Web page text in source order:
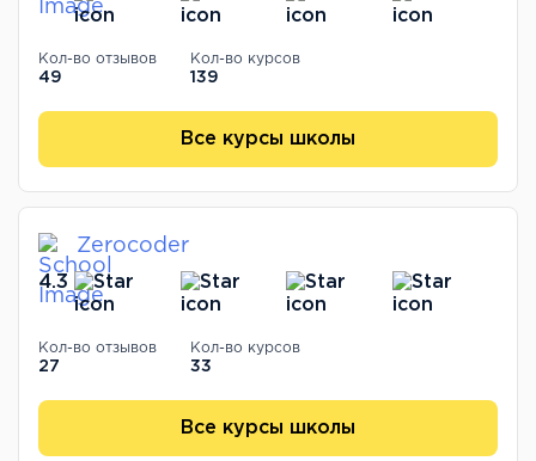
Кол-во отзывов
49
Кол-во курсов
139
Все курсы школы
Zerocoder
4.3
Кол-во отзывов
27
Кол-во курсов
33
Все курсы школы